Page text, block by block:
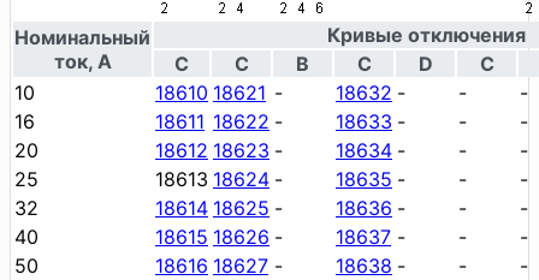
Номинальный
ток, А
Кривые отключения
C
C B C D
C
10
18610 18621 - 18632 - -
-
16
18611 18622 - 18633 - -
-
20
18612 18623 - 18634 - -
-
25
18613 18624 - 18635 - -
-
32
18614 18625 - 18636 - -
-
40
18615 18626 - 18637 - -
-
50
18616 18627 - 18638 - -
-